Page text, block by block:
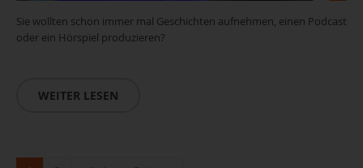
Sie wollten schon immer mal Geschichten aufnehmen, einen Podcast
oder ein Hörspiel produzieren?
WEITER LESEN